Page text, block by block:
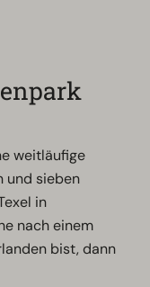
weitläufige
und sieben
in
nach einem
bist, dann